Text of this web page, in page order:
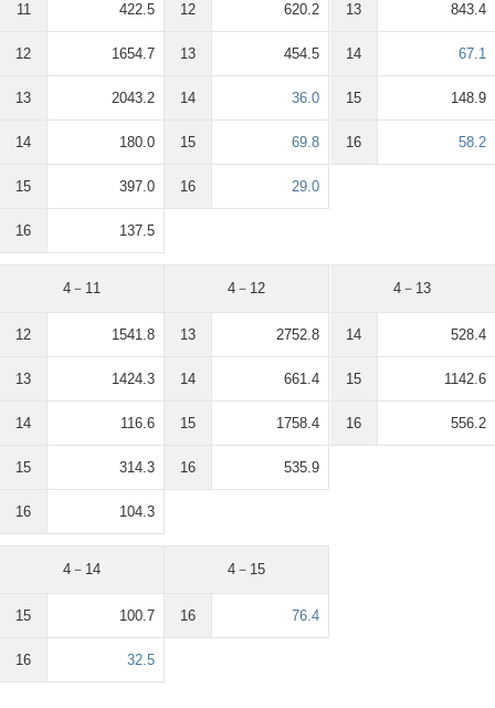
11 422.5
12 1654.7
13 2043.2
14 180.0
15 397.0
16 137.5
12 620.2
13 454.5
14 36.0
15 69.8
16 29.0
13 843.4
14 67.1
15 148.9
16 58.2
4－11
12 1541.8
13 1424.3
14 116.6
15 314.3
16 104.3
4－12
13 2752.8
14 661.4
15 1758.4
16 535.9
4－13
14 528.4
15 1142.6
16 556.2
4－14
15 100.7
16 32.5
4－15
16 76.4